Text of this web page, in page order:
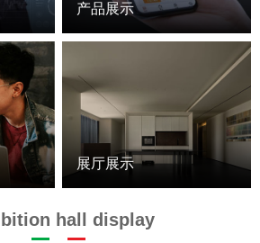
产品展示
展厅展示
hall display